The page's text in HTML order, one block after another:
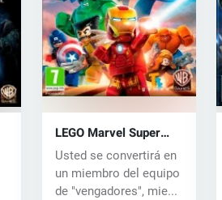
LEGO Marvel Super
Heroes (Xbox One) key
Usted se convertirá en
un miembro del equipo
de "vengadores", mie...